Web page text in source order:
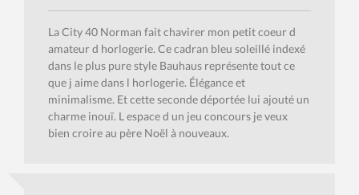
La City 40 Norman fait chavirer mon petit coeur d
amateur d horlogerie. Ce cadran bleu soleillé indexé
dans le plus pure style Bauhaus représente tout ce
que j aime dans l horlogerie. Élégance et
minimalisme. Et cette seconde déportée lui ajouté un
charme inouï. L espace d un jeu concours je veux
bien croire au père Noël à nouveaux.